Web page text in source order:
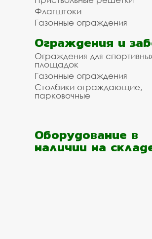
Флагштоки
Газонные ограждения
Ограждения и
Ограждения для
площадок
Газонные ограждения
Столбики ограждающие,
парковочные
Оборудование в
наличии на